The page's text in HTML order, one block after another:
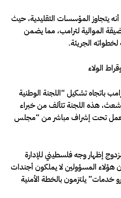
يتجاوز المؤسسات التقليدية، حيث
الموالية لترامب، مما يضمن
الجريئة.
الولاء
باتجاه تشكيل “اللجنة الوطنية
شعث، هذه اللجنة تتألف من خبراء
تعمل تحت إشراف مباشر من “مجلس
إظهار وجه فلسطيني للإدارة
المسؤولين لا يملكون أجندات
يلتزمون بالخطة الأمنية